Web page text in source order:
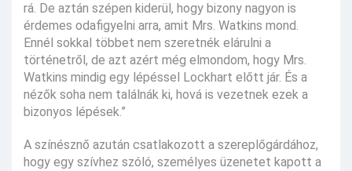
rá. De aztán szépen kiderül, hogy bizony nagyon is
érdemes odafigyelni arra, amit Mrs. Watkins mond.
Ennél sokkal többet nem szeretnék elárulni a
történetről, de azt azért még elmondom, hogy Mrs.
Watkins mindig egy lépéssel Lockhart előtt jár. És a
nézők soha nem találnák ki, hová is vezetnek ezek a
bizonyos lépések.”
A színésznő azután csatlakozott a szereplőgárdához,
hogy egy szívhez szóló, személyes üzenetet kapott a